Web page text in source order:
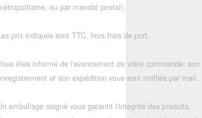
ou par mandat postal),
prix indiqués sont TTC, hors frais de port,
êtes informé de l'avancement de votre commande: son
et son expédition vous sont notifiés par mail.
emballage soigné vous garantit l'intégrité des produits.